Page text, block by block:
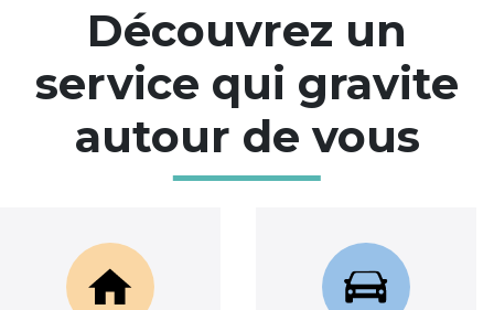
Découvrez un
service qui gravite
autour de vous